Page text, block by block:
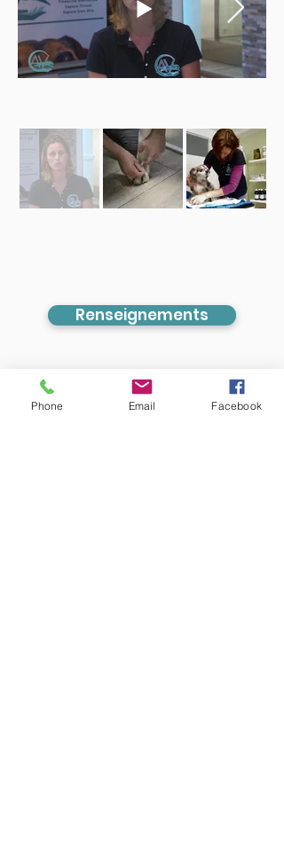
Renseignements
Phone Email Facebook